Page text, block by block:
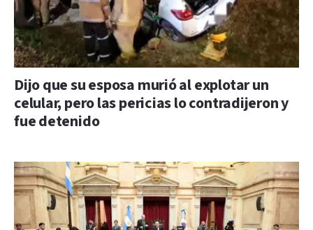
Dijo que su esposa murió al explotar un
celular, pero las pericias lo contradijeron y
fue detenido